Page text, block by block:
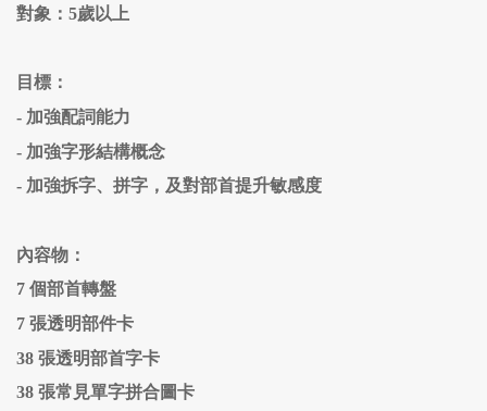
對象 ：5歲以上
目標：
- 加強配詞能力
- 加強字形結構概念
- 加強拆字、拼字，及對部首提升敏感度
內容物：
7 個部首轉盤
7 張透明部件卡
38 張透明部首字卡
38 張常見單字拼合圖卡